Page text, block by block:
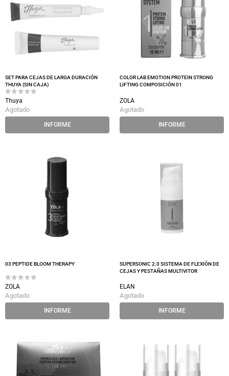
SET PARA CEJAS DE LARGA DURACIÓN
THUYA (SIN CAJA)
Thuya
Agotado
INFORME
COLOR LAB EMOTION PROTEIN STRONG
LIFTING COMPOSICIÓN 01
ZOLA
Agotado
INFORME
03 PEPTIDE BLOOM THERAPY
ZOLA
Agotado
INFORME
SUPERSONIC 2.0 SISTEMA DE FLEXIÓN DE
CEJAS Y PESTAÑAS MULTIVITOR
ELAN
Agotado
INFORME